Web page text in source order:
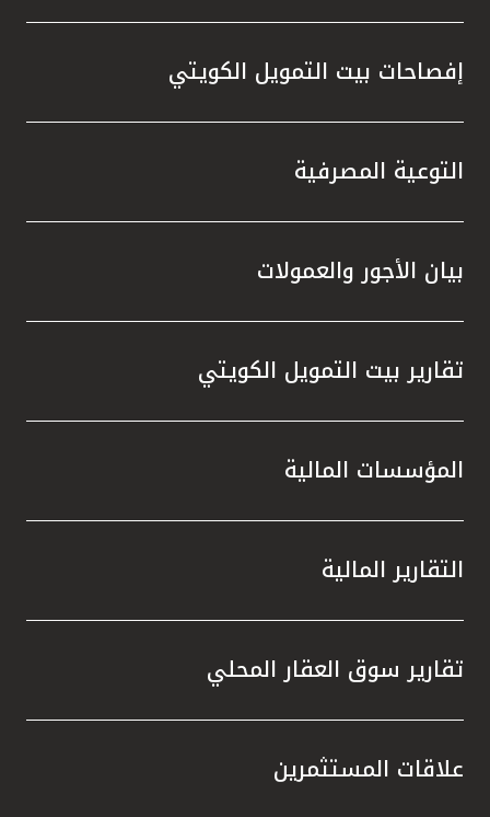
إفصاحات بيت التمويل الكويتي
التوعية المصرفية
بيان الأجور والعمولات
تقارير بيت التمويل الكويتي
المؤسسات المالية
التقارير المالية
تقارير سوق العقار المحلي
علاقات المستثمرين